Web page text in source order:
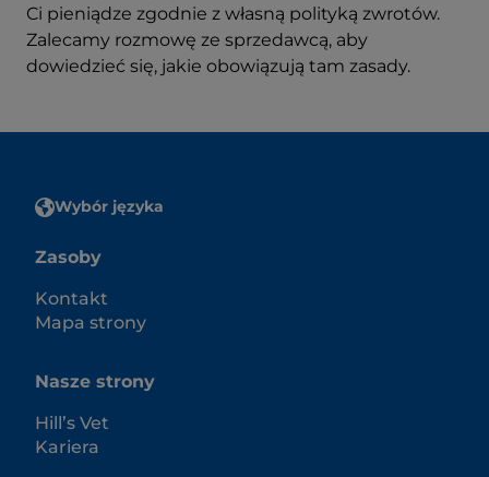
Ci pieniądze zgodnie z własną polityką zwrotów.
Zalecamy rozmowę ze sprzedawcą, aby
dowiedzieć się, jakie obowiązują tam zasady.
Wybór języka
Zasoby
Kontakt
Mapa strony
Nasze strony
Hill’s Vet
Kariera